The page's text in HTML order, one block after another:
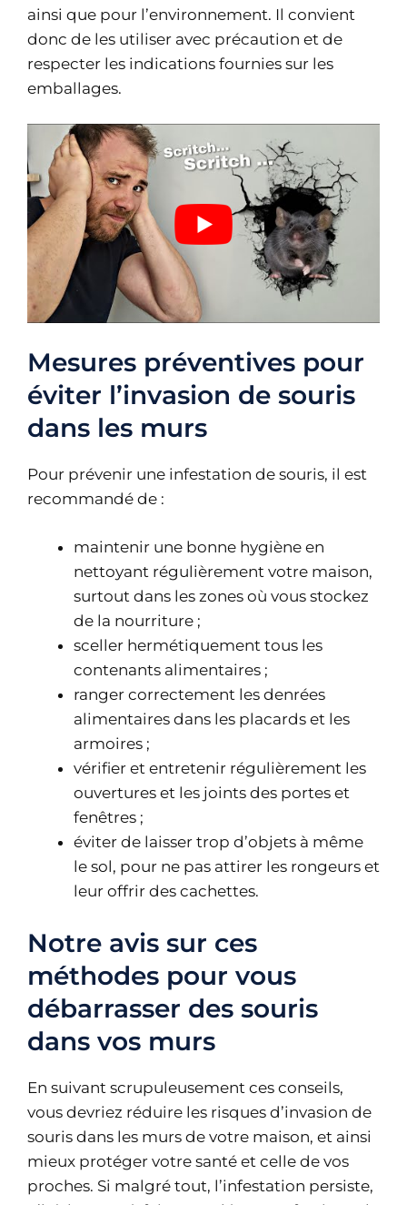
ainsi que pour l’environnement. Il convient
donc de les utiliser avec précaution et de
respecter les indications fournies sur les
emballages.
Mesures préventives pour
éviter l’invasion de souris
dans les murs
Pour prévenir une infestation de souris, il est
recommandé de :
maintenir une bonne hygiène en
nettoyant régulièrement votre maison,
surtout dans les zones où vous stockez
de la nourriture ;
sceller hermétiquement tous les
contenants alimentaires ;
ranger correctement les denrées
alimentaires dans les placards et les
armoires ;
vérifier et entretenir régulièrement les
ouvertures et les joints des portes et
fenêtres ;
éviter de laisser trop d’objets à même
le sol, pour ne pas attirer les rongeurs et
leur offrir des cachettes.
Notre avis sur ces
méthodes pour vous
débarrasser des souris
dans vos murs
En suivant scrupuleusement ces conseils,
vous devriez réduire les risques d’invasion de
souris dans les murs de votre maison, et ainsi
mieux protéger votre santé et celle de vos
proches. Si malgré tout, l’infestation persiste,